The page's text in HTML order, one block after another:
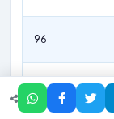
96
97